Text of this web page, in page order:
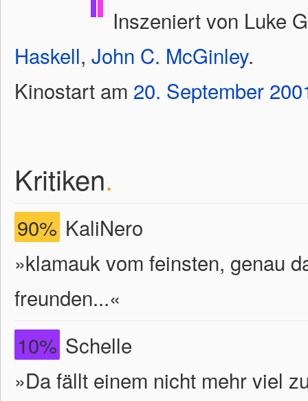
Inszeniert von Luke
Haskell, John C. McGinley.
Kinostart am 20. September
Kritiken.
90% KaliNero
»klamauk vom feinsten, genau
freunden...«
10% Schelle
»Da fällt einem nicht mehr viel